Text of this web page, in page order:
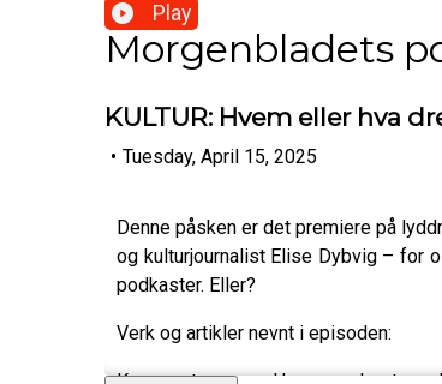
Play
Morgenbladets
KULTUR: Hvem eller hva
• Tuesday, April 15, 2025
Denne påsken er det premiere på
og kulturjournalist Elise Dybvig – for
podkaster. Eller?
Verk og artikler nevnt i episoden: